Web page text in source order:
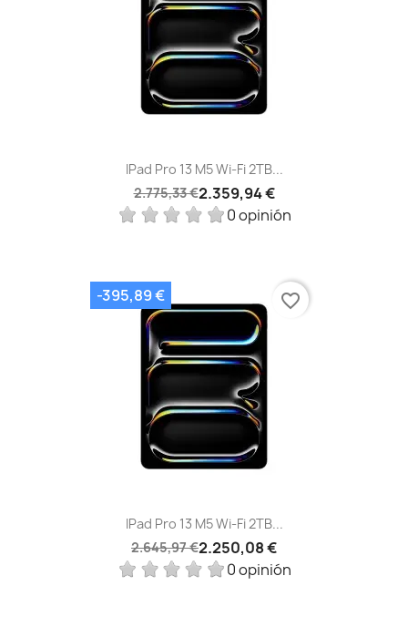
IPad Pro 13 M5 Wi‑Fi 2TB...
2.775,33 €2.359,94 €
0 opinión
IPad Pro 13 M5 Wi‑Fi 2TB...
2.645,97 €2.250,08 €
0 opinión
-395,89 € favorite_border